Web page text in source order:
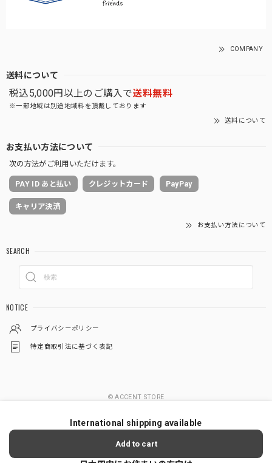
COMPANY
送料について
税込5,000円以上のご購入で送料無料
※一部地域は別途地域料を頂戴しております
送料について
お支払い方法について
次の方法がご利用いただけます。
PAY ID あと払い クレジットカード PayPay
キャリア決済
お支払い方法について
SEARCH
NOTICE
プライバシーポリシー
特定商取引法に基づく表記
© ACCENT STORE
International shipping available
Add to cart